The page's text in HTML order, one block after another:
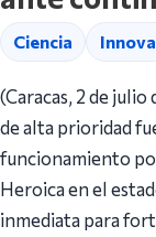
Ciencia
(Caracas, 2 de
de alta prioridad
funcionamiento
Heroica en el
inmediata para